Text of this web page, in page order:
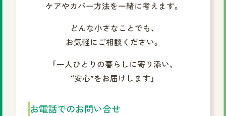
ケアやカバー方法を一緒に考えます。
どんな小さなことでも、
お気軽にご相談ください。
「一人ひとりの暮らしに寄り添い、
“安心”をお届けします」
お電話でのお問い合せ